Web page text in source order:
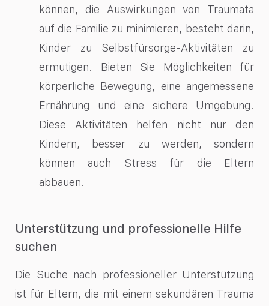
können, die Auswirkungen von Traumata
auf die Familie zu minimieren, besteht darin,
Kinder zu Selbstfürsorge-Aktivitäten zu
ermutigen. Bieten Sie Möglichkeiten für
körperliche Bewegung, eine angemessene
Ernährung und eine sichere Umgebung.
Diese Aktivitäten helfen nicht nur den
Kindern, besser zu werden, sondern
können auch Stress für die Eltern
abbauen.
Unterstützung und professionelle Hilfe
suchen
Die Suche nach professioneller Unterstützung
ist für Eltern, die mit einem sekundären Trauma